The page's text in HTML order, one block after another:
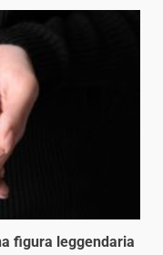
figura leggendaria